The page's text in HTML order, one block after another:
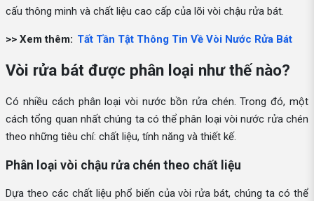
cấu thông minh và chất liệu cao cấp của lõi vòi chậu rửa bát.
>> Xem thêm: Tất Tần Tật Thông Tin Về Vòi Nước Rửa Bát
Vòi rửa bát được phân loại như thế nào?
Có nhiều cách phân loại vòi nước bồn rửa chén. Trong đó, một
cách tổng quan nhất chúng ta có thể phân loại vòi nước rửa chén
theo những tiêu chí: chất liệu, tính năng và thiết kế.
Phân loại vòi chậu rửa chén theo chất liệu
Dựa theo các chất liệu phổ biến của vòi rửa bát, chúng ta có thể